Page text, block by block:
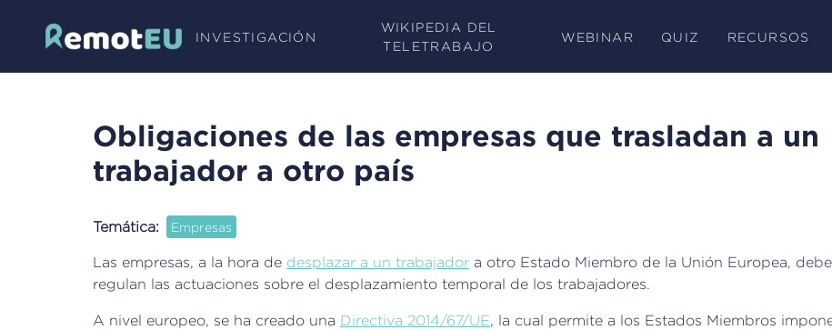
contenido
principal
INVESTIGACIÓN
WIKIPEDIA DEL
TELETRABAJO
WEBINAR QUIZ RECURSOS
Obligaciones de las empresas que trasladan a un
trabajador a otro país
Temática Empresas
Las empresas, a la hora de desplazar a un trabajador a otro Estado Miembro de la Unión Europea,
regulan las actuaciones sobre el desplazamiento temporal de los trabajadores.
A nivel europeo, se ha creado una Directiva 2014/67/UE, la cual permite a los Estados Miembros